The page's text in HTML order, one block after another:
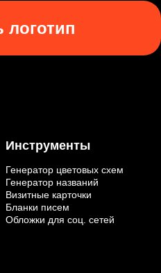
логотип
Инструменты
Генератор цветовых схем
Генератор названий
Визитные карточки
Бланки писем
Обложки для соц. сетей